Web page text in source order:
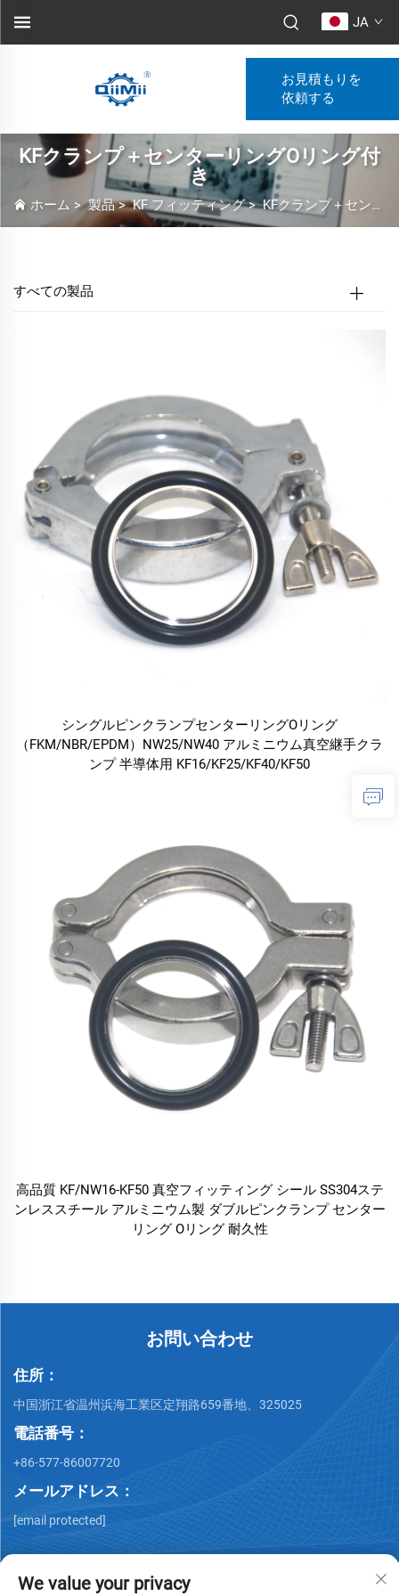
JA
お見積もりを
依頼する
KFクランプ＋センターリングOリング付
き
ホーム >製品>KF フィッティング>KFクランプ＋センターリングOリング付き
すべての製品
シングルピンクランプセンターリングOリング
（FKM/NBR/EPDM）NW25/NW40 アルミニウム真空継手クラ
ンプ 半導体用 KF16/KF25/KF40/KF50
高品質 KF/NW16-KF50 真空フィッティング シール SS304ステ
ンレススチール アルミニウム製 ダブルピンクランプ センター
リング Oリング 耐久性
お問い合わせ
住所：
中国浙江省温州浜海工業区定翔路659番地、325025
電話番号：
+86-577-86007720
メールアドレス：
[email protected]
We value your privacy